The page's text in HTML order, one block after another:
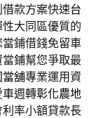
款方案快速台
大同區優質的
鋪借錢免留車
鋪幫您爭取最
當舖專業運用資
週轉彰化農地
率小額貸款長